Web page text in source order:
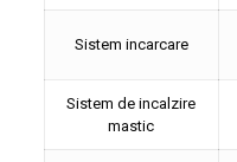
Sistem incarcare
Sistem de incalzire
mastic